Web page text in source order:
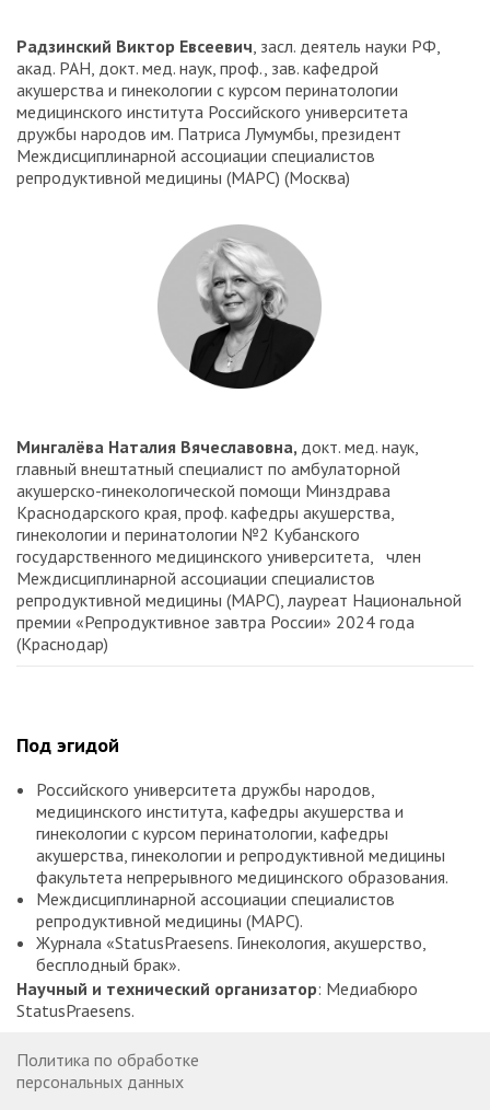
Радзинский Виктор Евсеевич , засл. деятель науки РФ,
акад. РАН, докт. мед. наук, проф., зав. кафедрой
акушерства и гинекологии с курсом перинатологии
медицинского института Российского университета
дружбы народов им. Патриса Лумумбы, президент
Междисциплинарной ассоциации специалистов
репродуктивной медицины (МАРС) (Москва)
Мингалёва Наталия Вячеславовна, докт. мед. наук,
главный внештатный специалист по амбулаторной
акушерско-гинекологической помощи Минздрава
Краснодарского края, проф. кафедры акушерства,
гинекологии и перинатологии №2 Кубанского
государственного медицинского университета, член
Междисциплинарной ассоциации специалистов
репродуктивной медицины (МАРС), лауреат Национальной
премии «Репродуктивное завтра России» 2024 года
(Краснодар)
Под эгидой
Российского университета дружбы народов,
медицинского института, кафедры акушерства и
гинекологии с курсом перинатологии, кафедры
акушерства, гинекологии и репродуктивной медицины
факультета непрерывного медицинского образования.
Междисциплинарной ассоциации специалистов
репродуктивной медицины (МАРС).
Журнала «StatusPraesens. Гинекология, акушерство,
бесплодный брак».
Научный и технический организатор: Медиабюро
StatusPraesens.
Политика по обработке
персональных данных